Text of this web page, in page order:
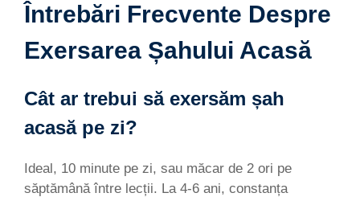
Întrebări Frecvente Despre
Exersarea Șahului Acasă
Cât ar trebui să exersăm șah
acasă pe zi?
Ideal, 10 minute pe zi, sau măcar de 2 ori pe
săptămână între lecții. La 4-6 ani, constanța